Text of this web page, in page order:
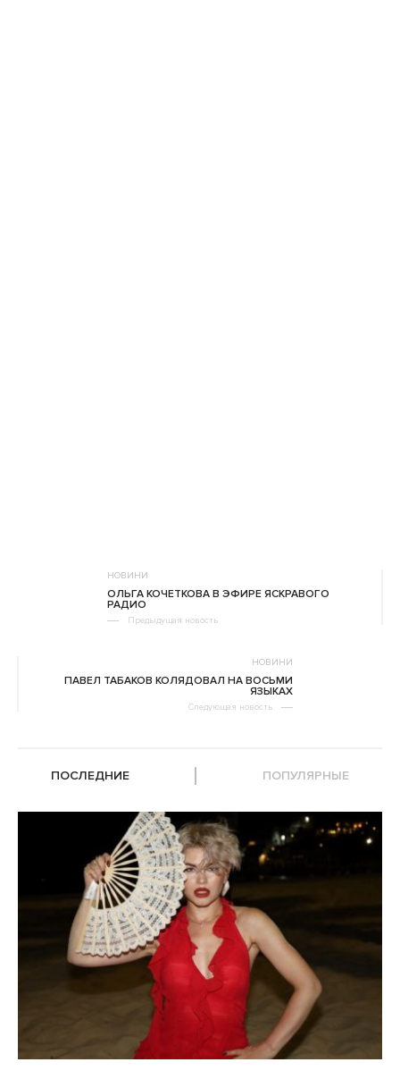
НОВИНИ
ОЛЬГА КОЧЕТКОВА В ЭФИРЕ ЯСКРАВОГО
РАДИО
Предыдущая новость
НОВИНИ
ПАВЕЛ ТАБАКОВ КОЛЯДОВАЛ НА ВОСЬМИ
ЯЗЫКАХ
Следующая новость
ПОСЛЕДНИЕ ПОПУЛЯРНЫЕ